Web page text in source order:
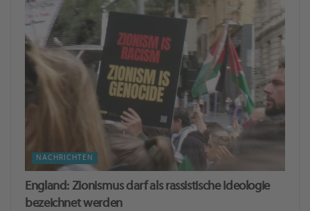
NACHRICHTEN
England: Zionismus darf als rassistische Ideologie
bezeichnet werden